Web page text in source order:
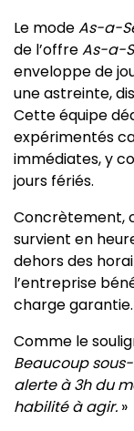
Le modeAs-a-
de l’offreAs-a-
enveloppe de
une astreinte,
Cette équipe
expérimentés
immédiates, y
jours fériés.
Concrètement,
survient en
dehors des
l’entreprise
charge garantie.
Comme le
Beaucoup
alerte à 3h du
habilité à agir. »